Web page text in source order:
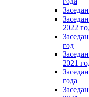
2022
год
2021
года